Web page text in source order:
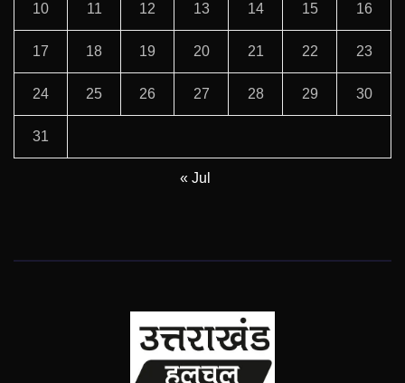
10 11 12 13 14 15 16
17 18 19 20 21 22 23
24 25 26 27 28 29 30
31
« Jul